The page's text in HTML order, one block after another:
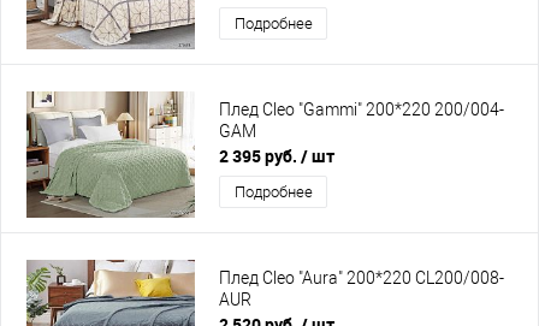
Подробнее
Плед Cleo "Gammi" 200*220 200/004-
GAM
2 395 руб. / шт
Подробнее
Плед Cleo "Aura" 200*220 CL200/008-
AUR